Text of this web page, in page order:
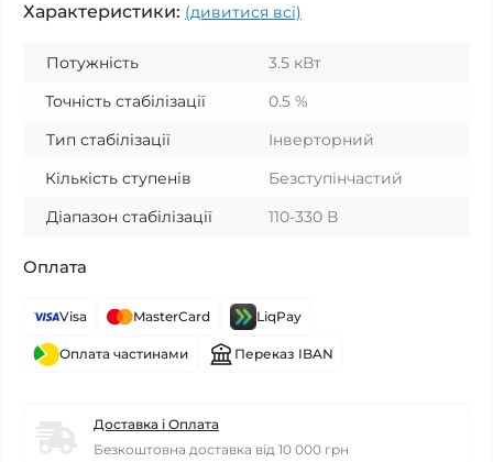
Характеристики: (дивитися всі)
Потужність
3.5 кВт
Точність стабілізації
0.5 %
Тип стабілізації
Інверторний
Кількість ступенів
Безступінчастий
Діапазон стабілізації
110-330 В
Оплата
Visa MasterCard LiqPay
Оплата частинами Переказ IBAN
Доставка і Оплата
Безкоштовна доставка від 10 000 грн